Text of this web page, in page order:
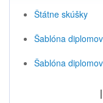
Štátne skúšky
Šablóna
Šablóna